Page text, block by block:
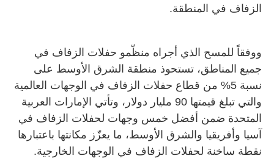
الزفاف في المنطقة.
ووفقاً للمسح الذي أجراه منظّمو حفلات الزفاف في
جميع المناطق، تستحوذ منطقة الشرق الأوسط على
نسبة 5% من قطاع حفلات الزفاف في الوجهات العالمية
والتي تبلغ قيمتها 90 مليار دولار، وتأتي الإمارات العربية
المتحدة ضمن أفضل خمس وجهات لحفلات الزفاف في
آسيا وأفريقيا والشرق الأوسط، ما يعزّز مكانتها باعتبارها
نقطة ساخنة لحفلات الزفاف في الوجهات الخارجية.